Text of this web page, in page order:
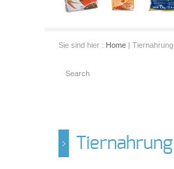
Sie sind hier : Home | Tiernahrung
Tiernahrung